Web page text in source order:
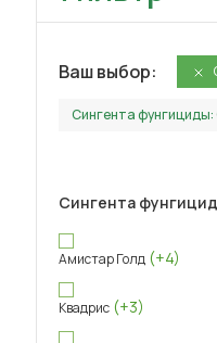
Ваш выбор:
Сингента фунгициды:
Сингента
Амистар Голд (+4)
Квадрис (+3)